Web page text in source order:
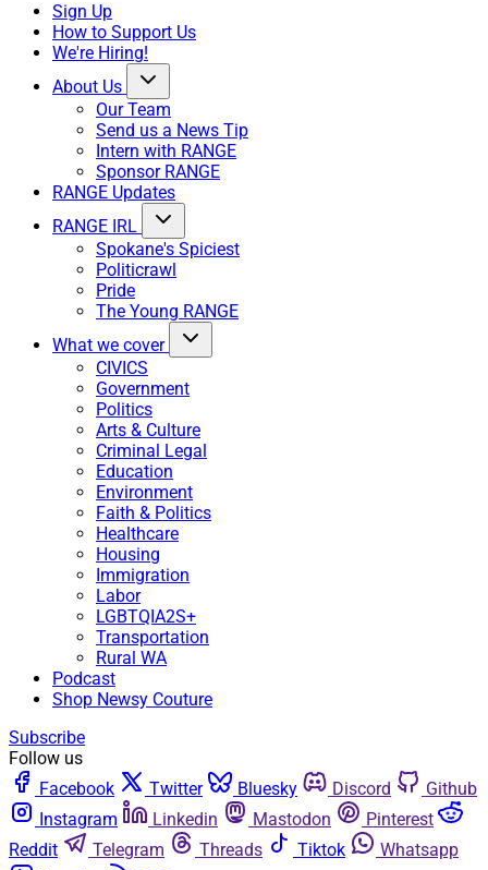
Sign Up
How to Support Us
We're Hiring!
About Us
Our Team
Send us a News Tip
Intern with RANGE
Sponsor RANGE
RANGE Updates
RANGE IRL
Spokane's Spiciest
Politicrawl
Pride
The Young RANGE
What we cover
CIVICS
Government
Politics
Arts & Culture
Criminal Legal
Education
Environment
Faith & Politics
Healthcare
Housing
Immigration
Labor
LGBTQIA2S+
Transportation
Rural WA
Podcast
Shop Newsy Couture
Subscribe
Follow us
Facebook
Twitter Bluesky Discord
Github
Instagram
Linkedin Mastodon
Pinterest
Reddit
Telegram Threads Tiktok
Whatsapp